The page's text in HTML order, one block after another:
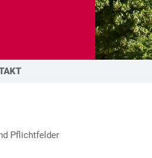
Pflichtfelder